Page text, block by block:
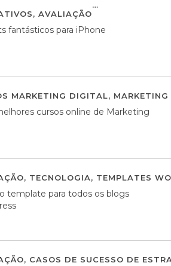
, AVALIAÇÃO
fantásticos para iPhone
MARKETING DIGITAL,
cursos online de Marketing
, TECNOLOGIA, TEMPLATES
template para todos os blogs
, CASOS DE SUCESSO DE